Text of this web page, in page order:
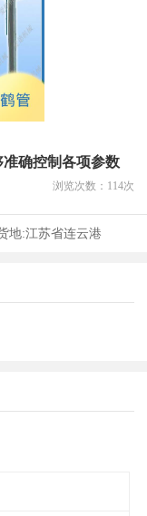
确控制各项参数
浏览次数： 114次
地:江苏省连云港